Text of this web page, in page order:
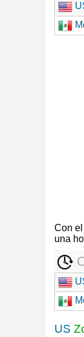
Con
una
US